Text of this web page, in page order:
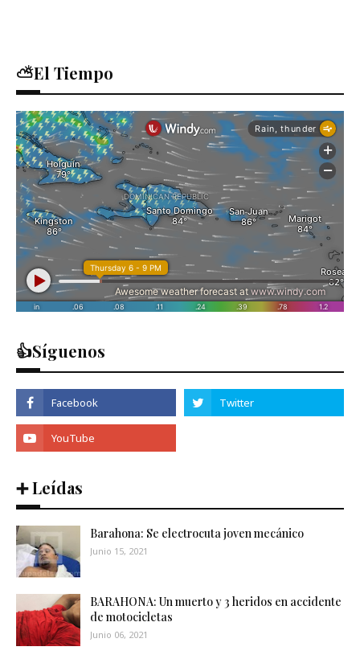
⛅El Tiempo
👍Síguenos
➕ Leídas
Barahona: Se electrocuta joven mecánico
Junio 15, 2021
BARAHONA: Un muerto y 3 heridos en accidente
de motocicletas
Junio 06, 2021